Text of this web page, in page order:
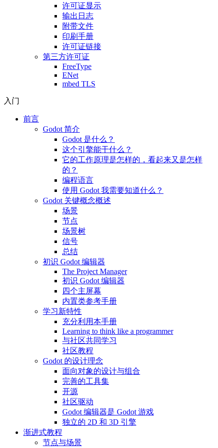
许可证显示
输出日志
附带文件
印刷手册
许可证链接
第三方许可证
FreeType
ENet
mbed TLS
入门
前言
Godot 简介
Godot 是什么？
这个引擎能干什么？
它的工作原理是怎样的，看起来又是怎样
的？
编程语言
使用 Godot 我需要知道什么？
Godot 关键概念概述
场景
节点
场景树
信号
总结
初识 Godot 编辑器
The Project Manager
初识 Godot 编辑器
四个主屏幕
内置类参考手册
学习新特性
充分利用本手册
Learning to think like a programmer
与社区共同学习
社区教程
Godot 的设计理念
面向对象的设计与组合
完善的工具集
开源
社区驱动
Godot 编辑器是 Godot 游戏
独立的 2D 和 3D 引擎
渐进式教程
节点与场景